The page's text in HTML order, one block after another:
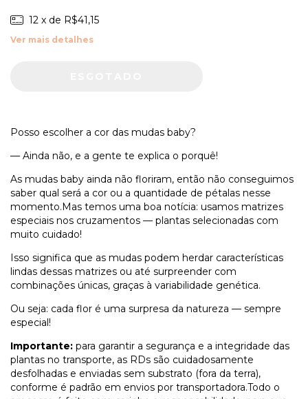
12 x de R$41,15
Ver mais detalhes
Posso escolher a cor das mudas baby?
— Ainda não, e a gente te explica o porquê!
As mudas baby ainda não floriram, então não conseguimos
saber qual será a cor ou a quantidade de pétalas nesse
momento.Mas temos uma boa notícia: usamos matrizes
especiais nos cruzamentos — plantas selecionadas com
muito cuidado!
Isso significa que as mudas podem herdar características
lindas dessas matrizes ou até surpreender com
combinações únicas, graças à variabilidade genética.
Ou seja: cada flor é uma surpresa da natureza — sempre
especial!
Importante: para garantir a segurança e a integridade das
plantas no transporte, as RDs são cuidadosamente
desfolhadas e enviadas sem substrato (fora da terra),
conforme é padrão em envios por transportadora.Todo o